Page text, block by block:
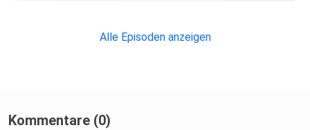
Alle Episoden anzeigen
Kommentare (0)